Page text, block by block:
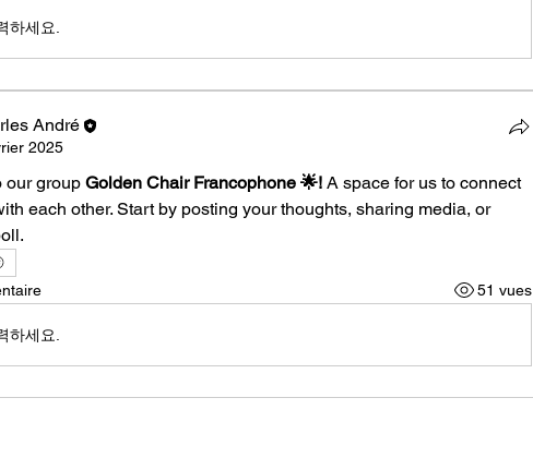
하세요.
André
André
2025
our group Golden Chair Francophone 🌟! A space for us to connect
each other. Start by posting your thoughts, sharing media, or
51 vues
하세요.